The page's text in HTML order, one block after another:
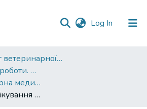
Log In (current)
Факультет ветеринарної медицини
Кваліфікаційні роботи. Факультет ветеринарної медицини
211 «Ветеринарна медицина»
Ефективність лікування та профілактики парвовірусного ентериту у собак в умовах ветеринарної клініки ФОП Лихошвай Ю. П. "VetComfort" міста Полтава